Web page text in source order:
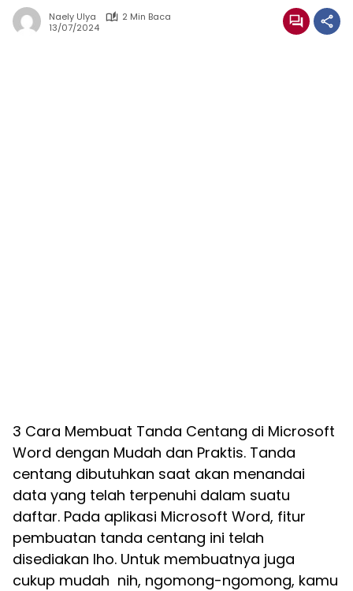
Naely Ulya
2 Min Baca
13/07/2024
3 Cara Membuat Tanda Centang di Microsoft
Word dengan Mudah dan Praktis. Tanda
centang dibutuhkan saat akan menandai
data yang telah terpenuhi dalam suatu
daftar. Pada aplikasi Microsoft Word, fitur
pembuatan tanda centang ini telah
disediakan lho. Untuk membuatnya juga
cukup mudah nih, ngomong-ngomong, kamu